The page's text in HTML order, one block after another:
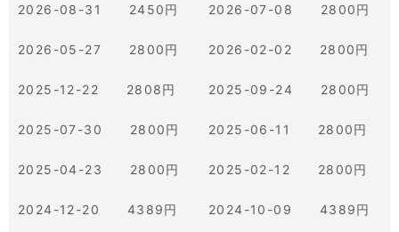
2026-08-31 2450円 2026-07-08 2800円
2026-05-27 2800円 2026-02-02 2800円
2025-12-22 2808円 2025-09-24 2800円
2025-07-30 2800円 2025-06-11 2800円
2025-04-23 2800円 2025-02-12 2800円
2024-12-20 4389円 2024-10-09 4389円